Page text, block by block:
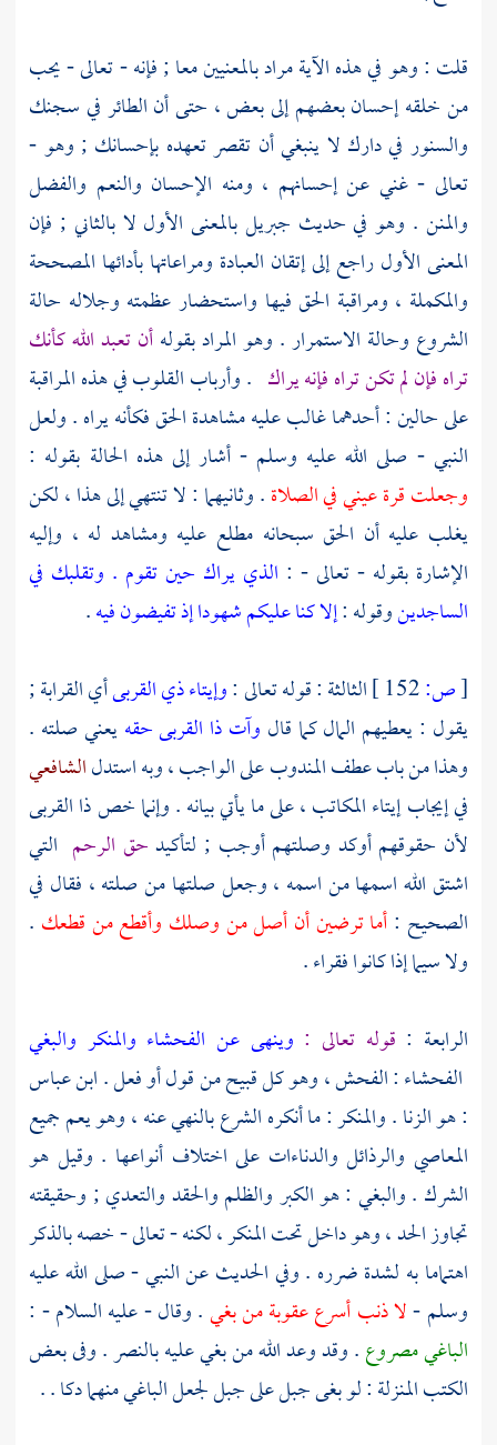
قلت : وهو في هذه الآية مراد بالمعنيين معا ; فإنه - تعالى - يحب
من خلقه إحسان بعضهم إلى بعض ، حتى أن الطائر في سجنك
والسنور في دارك لا ينبغي أن تقصر تعهده بإحسانك ; وهو -
تعالى - غني عن إحسانهم ، ومنه الإحسان والنعم والفضل
والمنن . وهو في حديث جبريلبالمعنى الأول لا بالثاني ; فإن
المعنى الأول راجع إلى إتقان العبادة ومراعاتها بأدائها المصححة
والمكملة ، ومراقبة الحق فيها واستحضار عظمته وجلاله حالة
الشروع وحالة الاستمرار . وهو المراد بقولهأن تعبد الله كأنك
تراه فإن لم تكن تراه فإنه يراك . وأرباب القلوب في هذه المراقبة
على حالين : أحدهما غالب عليه مشاهدة الحق فكأنه يراه . ولعل
النبي - صلى الله عليه وسلم - أشار إلى هذه الحالة بقوله :
وجعلت قرة عيني في الصلاة. وثانيهما : لا تنتهي إلى هذا ، لكن
يغلب عليه أن الحق سبحانه مطلع عليه ومشاهد له ، وإليه
الإشارة بقوله - تعالى - : الذي يراك حين تقوم . وتقلبك في
الساجدينوقوله :إلا كنا عليكم شهودا إذ تفيضون فيه.
[ص: الثالثة : قوله تعالى :وإيتاء ذي القربىأي القرابة ;
يقول : يعطيهم المال كما قال وآت ذا القربى حقهيعني صلته .
وهذا من باب عطف المندوب على الواجب ، وبه استدلالشافعي
في إيجاب إيتاء المكاتب ، على ما يأتي بيانه . وإنما خص ذا القربى
لأن حقوقهم أوكد وصلتهم أوجب ; لتأكيدحق الرحم التي
اشتق الله اسمها من اسمه ، وجعل صلتها من صلته ، فقال في
الصحيح :أما ترضين أن أصل من وصلك وأقطع من قطعك .
ولا سيما إذا كانوا فقراء .
الرابعة : قوله تعالى : وينهى عن الفحشاء والمنكر والبغي
الفحشاء : الفحش ، وهو كل قبيح من قول أو فعل .ابن عباس
: هو الزنا . والمنكر : ما أنكره الشرع بالنهي عنه ، وهو يعم جميع
المعاصي والرذائل والدناءات على اختلاف أنواعها . وقيل هو
الشرك . والبغي : هو الكبر والظلم والحقد والتعدي ; وحقيقته
تجاوز الحد ، وهو داخل تحت المنكر ، لكنه - تعالى - خصه بالذكر
اهتماما به لشدة ضرره . وفي الحديث عن النبي - صلى الله عليه
وسلم -لا ذنب أسرع عقوبة من بغي. وقال - عليه السلام - :
الباغي مصروع. وقد وعد الله من بغي عليه بالنصر . وفى بعض
الكتب المنزلة : لو بغى جبل على جبل لجعل الباغي منهما دكا . .